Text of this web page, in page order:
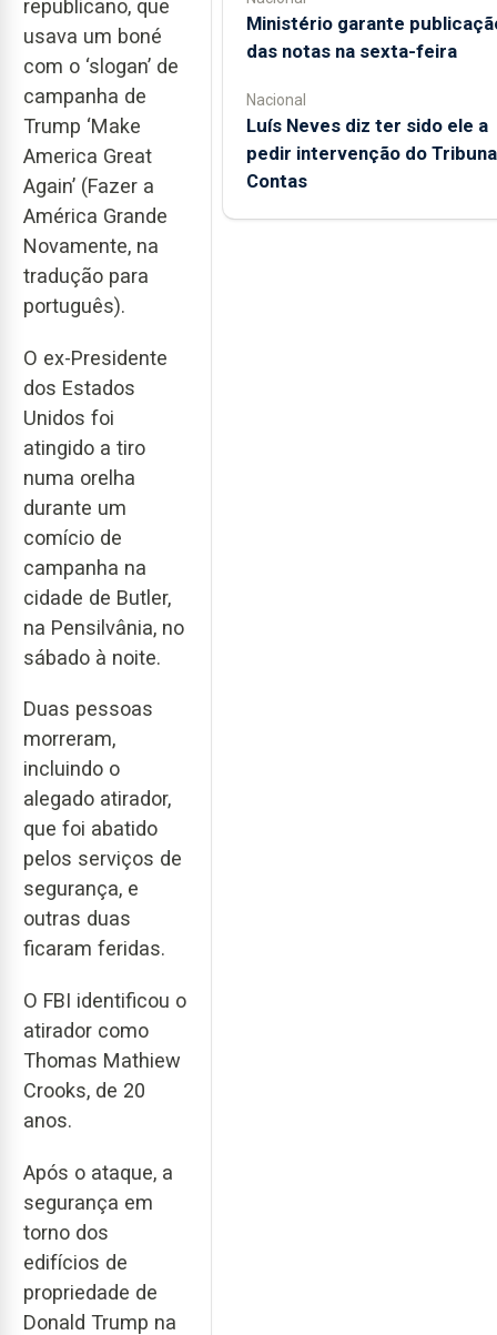
republicano, que
usava um boné
com o ‘slogan’ de
campanha de
Trump ‘Make
America Great
Again’ (Fazer a
América Grande
Novamente, na
tradução para
português).
O ex-Presidente
dos Estados
Unidos foi
atingido a tiro
numa orelha
durante um
comício de
campanha na
cidade de Butler,
na Pensilvânia, no
sábado à noite.
Duas pessoas
morreram,
incluindo o
alegado atirador,
que foi abatido
pelos serviços de
segurança, e
outras duas
ficaram feridas.
O FBI identificou o
atirador como
Thomas Mathiew
Crooks, de 20
anos.
Após o ataque, a
segurança em
torno dos
edifícios de
propriedade de
Donald Trump na
Ministério garante
das notas na sexta-feira
Nacional
Luís Neves diz ter sido ele a
pedir intervenção do
Contas